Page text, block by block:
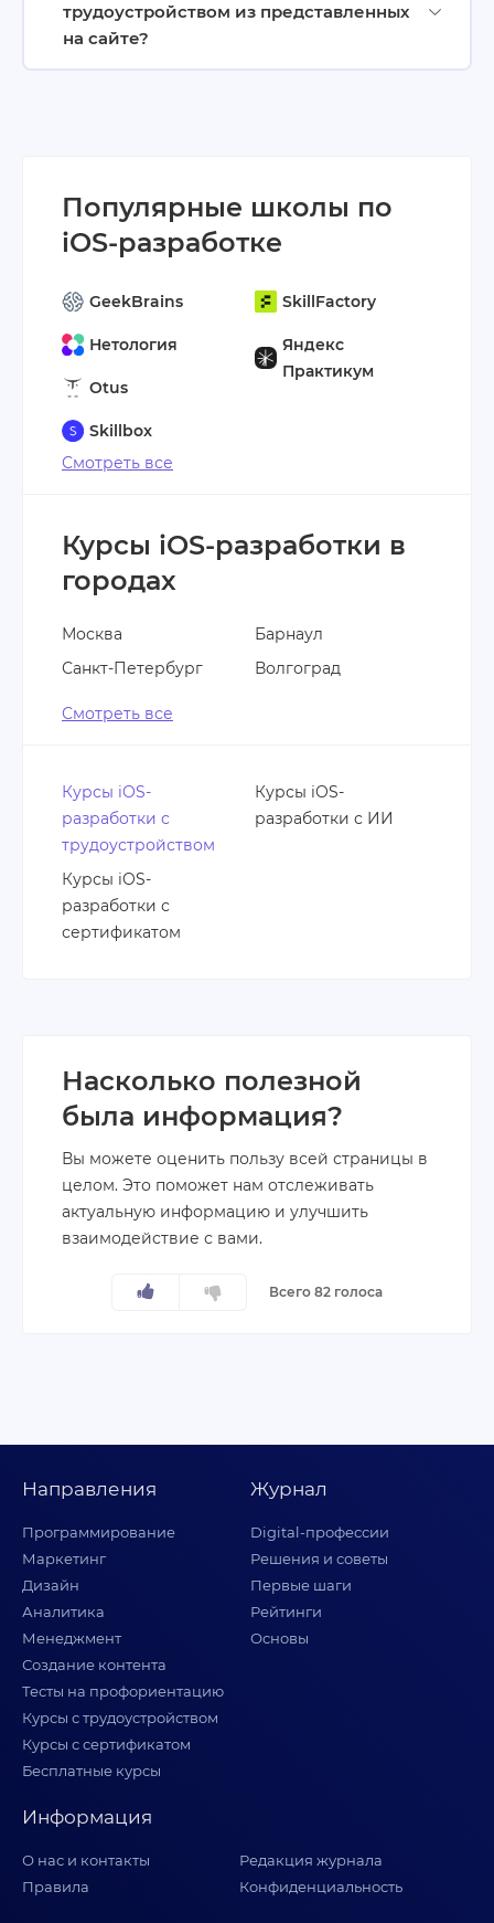
трудоустройством из представленных
на сайте?
Популярные школы по
iOS-разработке
GeekBrains
Нетология
Otus
Skillbox
SkillFactory
Яндекс
Практикум
Смотреть все
Курсы iOS-разработки в
городах
Москва
Санкт-Петербург
Барнаул
Волгоград
Смотреть все
Курсы iOS-
разработки с
трудоустройством
Курсы iOS-
разработки с
сертификатом
Курсы iOS-
разработки с ИИ
Насколько полезной
была информация?
Вы можете оценить пользу всей страницы в
целом. Это поможет нам отслеживать
актуальную информацию и улучшить
взаимодействие с вами.
Всего 82 голоса
Направления
Программирование
Маркетинг
Дизайн
Аналитика
Менеджмент
Создание контента
Тесты на профориентацию
Курсы с трудоустройством
Курсы с сертификатом
Бесплатные курсы
Журнал
Digital-профессии
Решения и советы
Первые шаги
Рейтинги
Основы
Информация
О нас и контакты
Редакция журнала
Правила
Конфиденциальность